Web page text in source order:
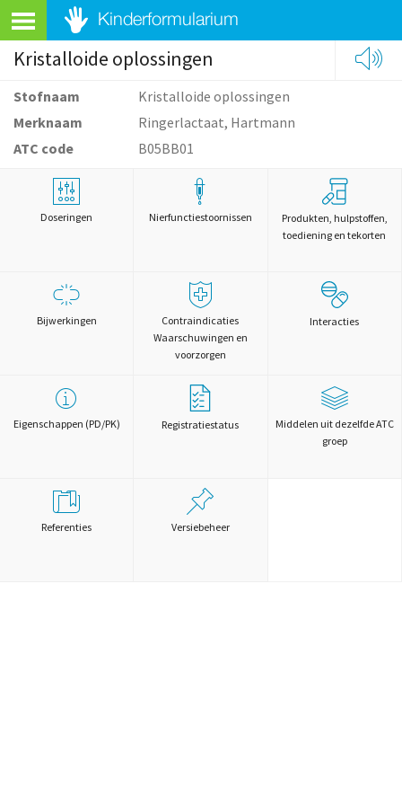
Kristalloide oplossingen
Stofnaam
Kristalloide oplossingen
Merknaam
Ringerlactaat, Hartmann
ATC code
B05BB01
Doseringen Nierfunctiestoornissen
Produkten, hulpstoffen,
toediening en tekorten
Bijwerkingen
Contraindicaties
Waarschuwingen en
voorzorgen
Interacties
Eigenschappen (PD/PK) Registratiestatus
Middelen uit dezelfde ATC
groep
Referenties Versiebeheer